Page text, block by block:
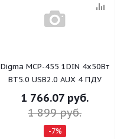
Digma MCP-455 1DIN 4x50Вт
BT5.0 USB2.0 AUX 4 ПДУ
1 766.07 руб.
1 899руб.
-7%